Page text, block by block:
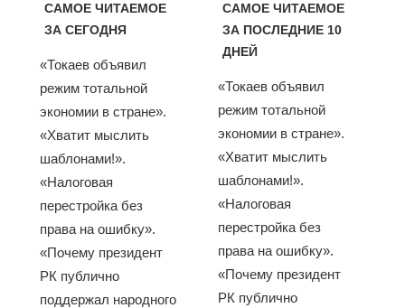
САМОЕ ЧИТАЕМОЕ
ЗА СЕГОДНЯ
«Токаев объявил
режим тотальной
экономии в стране».
«Хватит мыслить
шаблонами!».
«Налоговая
перестройка без
права на ошибку».
«Почему президент
РК публично
поддержал народного
САМОЕ ЧИТАЕМОЕ
ЗА ПОСЛЕДНИЕ 10
ДНЕЙ
«Токаев объявил
режим тотальной
экономии в стране».
«Хватит мыслить
шаблонами!».
«Налоговая
перестройка без
права на ошибку».
«Почему президент
РК публично